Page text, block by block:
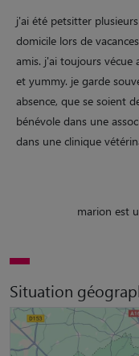
j'ai été petsitter
domicile lors de
amis. j'ai toujours vécue
et yummy. je garde
absence, que se soient
bénévole dans une
dans une clinique
marion est
Situation